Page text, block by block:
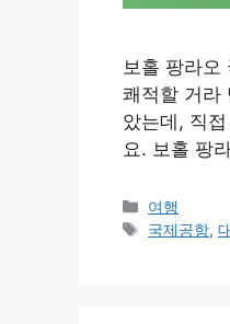
보홀 팡라오
쾌적할 거라
았는데, 직
요. 보홀 팡
카
테
여행
태
국제공항,